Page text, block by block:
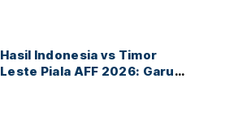
Hasil Indonesia vs Timor
Leste Piala AFF 2026: Garuda